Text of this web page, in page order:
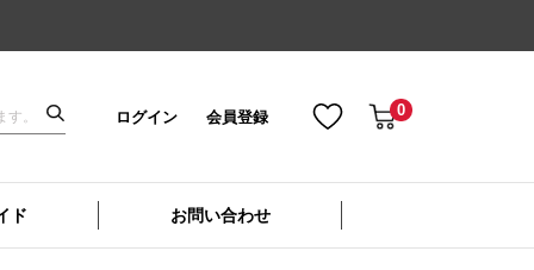
ログイン 会員登録 0
ド お問い合わせ